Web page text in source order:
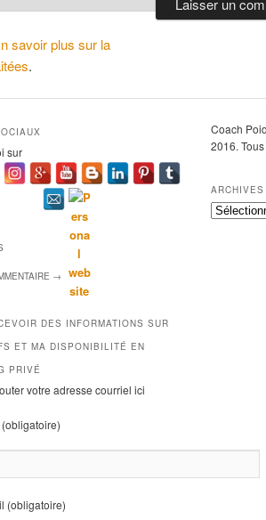
savoir plus sur la
.
sur
→
DES INFORMATIONS SUR
ET MA DISPONIBILITÉ EN
PRIVÉ
votre adresse courriel ici
(obligatoire)
Coach
2016.
ARCHIVES
A